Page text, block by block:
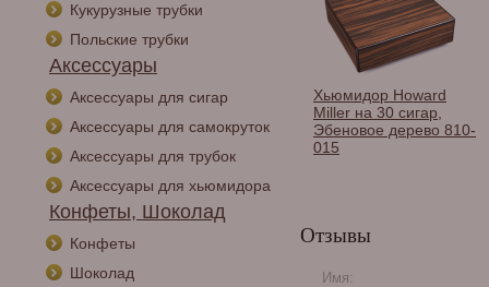
Кукурузные трубки
Польские трубки
Аксессуары
Аксессуары для сигар
Аксессуары для самокруток
Аксессуары для трубок
Аксессуары для хьюмидора
Конфеты, Шоколад
Конфеты
Шоколад
Пробойник-браслет
Azul Ring арт.
BP3131011
Хьюмидор Howard
Miller на 30 сигар,
Эбеновое дерево 810-
015
Отзывы
Имя: